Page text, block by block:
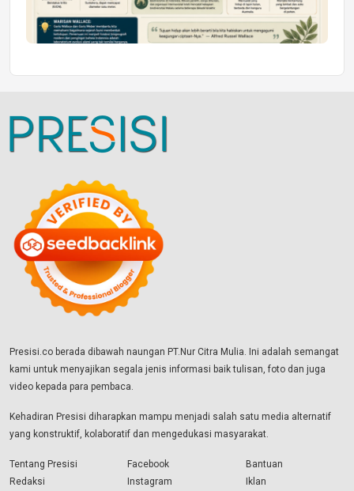
Presisi.co berada dibawah naungan PT.Nur Citra Mulia. Ini adalah semangat
kami untuk menyajikan segala jenis informasi baik tulisan, foto dan juga
video kepada para pembaca.
Kehadiran Presisi diharapkan mampu menjadi salah satu media alternatif
yang konstruktif, kolaboratif dan mengedukasi masyarakat.
Tentang Presisi
Redaksi
Facebook
Instagram
Bantuan
Iklan